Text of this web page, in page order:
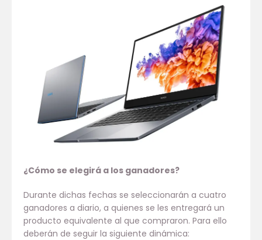
¿Cómo se elegirá a los ganadores?
Durante dichas fechas se seleccionarán a cuatro
ganadores a diario, a quienes se les entregará un
producto equivalente al que compraron. Para ello
deberán de seguir la siguiente dinámica: